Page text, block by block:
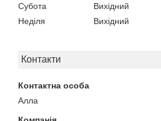
Субота
Вихідний
Неділя
Вихідний
Контакти
Алла